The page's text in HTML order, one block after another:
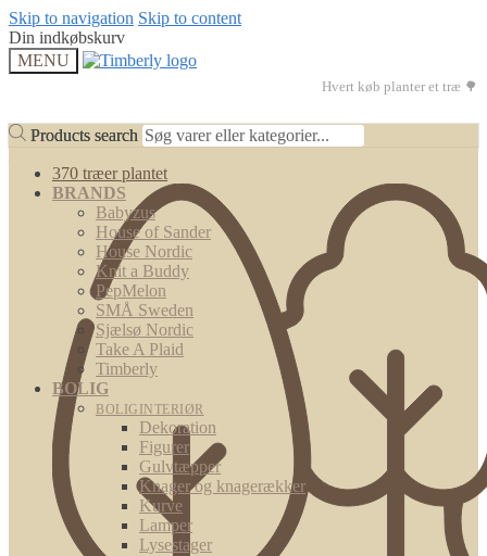
Skip to navigation Skip to content
Din indkøbskurv
MENU
Hvert køb planter et træ 🌳
Products search
370 træer plantet
Products search
BRANDS
Babyzus
House of Sander
House Nordic
Knit a Buddy
PepMelon
SMÅ Sweden
Sjælsø Nordic
Take A Plaid
Timberly
BOLIG
BOLIGINTERIØR
Dekoration
Figurer
Gulvtæpper
Knager og knagerækker
Kurve
Lamper
Lysestager